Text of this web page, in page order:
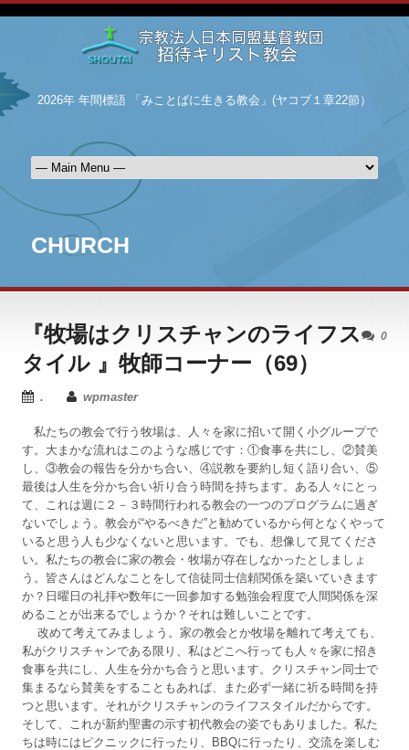
2026年 年間標語 「みことばに生きる教会」(ヤコブ１章22節）
CHURCH
0
『牧場はクリスチャンのライフス
タイル 』牧師コーナー（69）
. wpmaster
私たちの教会で行う牧場は、人々を家に招いて開く小グループで
す。大まかな流れはこのような感じです：①食事を共にし、②賛美
し、③教会の報告を分かち合い、④説教を要約し短く語り合い、⑤
最後は人生を分かち合い祈り合う時間を持ちます。ある人々にとっ
て、これは週に２－３時間行われる教会の一つのプログラムに過ぎ
ないでしょう。教会が“やるべきだ”と勧めているから何となくやって
いると思う人も少なくないと思います。でも、想像して見てくださ
い。私たちの教会に家の教会・牧場が存在しなかったとしましょ
う。皆さんはどんなことをして信徒同士信頼関係を築いていきます
か？日曜日の礼拝や数年に一回参加する勉強会程度で人間関係を深
めることが出来るでしょうか？それは難しいことです。
改めて考えてみましょう。家の教会とか牧場を離れて考えても、
私がクリスチャンである限り、私はどこへ行っても人々を家に招き
食事を共にし、人生を分かち合うと思います。クリスチャン同士で
集まるなら賛美をすることもあれば、また必ず一緒に祈る時間を持
つと思います。それがクリスチャンのライフスタイルだからです。
そして、これが新約聖書の示す初代教会の姿でもありました。私た
ちは時にはピクニックに行ったり、BBQに行ったり、交流を楽しむ